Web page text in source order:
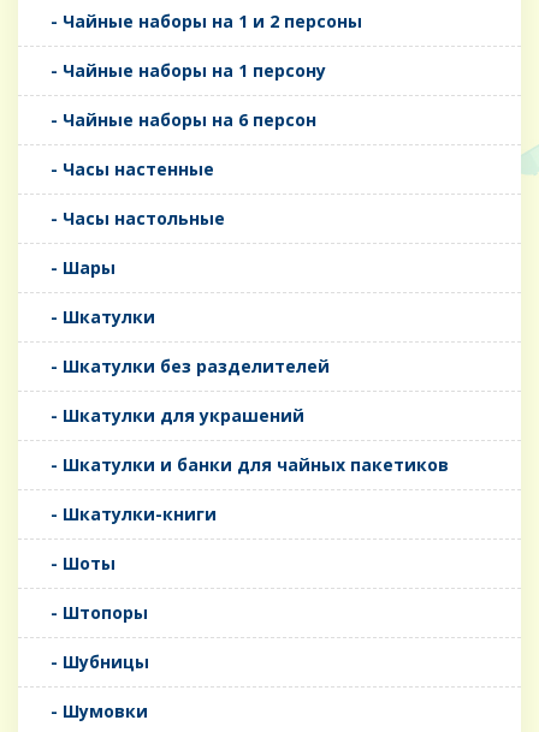
- Чайные наборы на 1 и 2 персоны
- Чайные наборы на 1 персону
- Чайные наборы на 6 персон
- Часы настенные
- Часы настольные
- Шары
- Шкатулки
- Шкатулки без разделителей
- Шкатулки для украшений
- Шкатулки и банки для чайных пакетиков
- Шкатулки-книги
- Шоты
- Штопоры
- Шубницы
- Шумовки